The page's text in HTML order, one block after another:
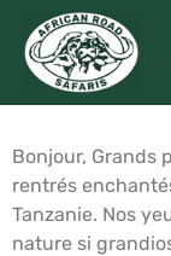
Bernard
Dates du
Bonjour, Grands
rentrés
Tanzanie. Nos
nature si